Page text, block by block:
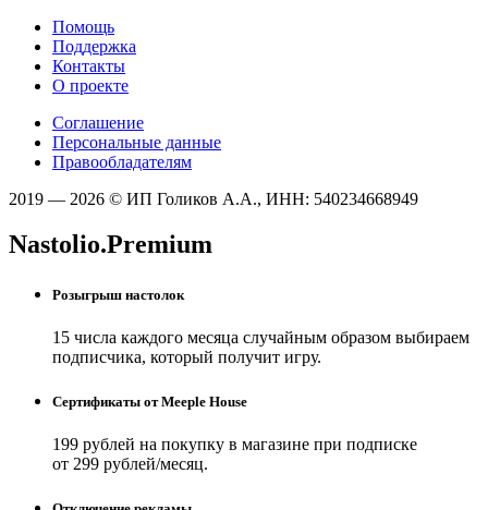
Помощь
Поддержка
Контакты
О проекте
Соглашение
Персональные данные
Правообладателям
2019 — 2026 © ИП Голиков А.А., ИНН: 540234668949
Nastolio.Premium
Розыгрыш настолок
15 числа каждого месяца случайным образом выбираем
подписчика, который получит игру.
Сертификаты от Meeple House
199 рублей на покупку в магазине при подписке
от 299 рублей/месяц.